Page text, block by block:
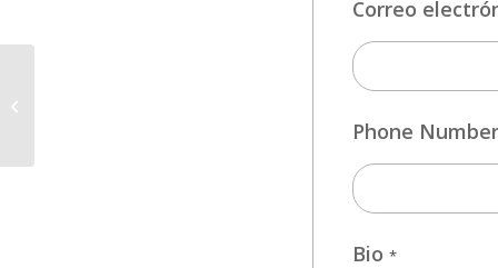
Correo
Phone Number
Bio *